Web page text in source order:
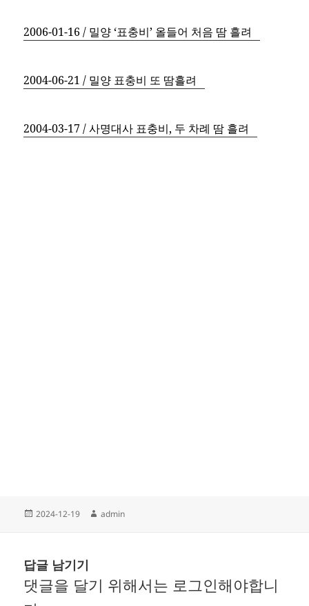
2006-01-16 / 밀양 ‘표충비’ 올들어 처음 땀 흘려
2004-06-21 / 밀양 표충비 또 땀흘려
2004-03-17 / 사명대사 표충비, 두 차례 땀 흘려
작
2024-12-19
글
admin
답글 남기기
댓글을 달기 위해서는 로그인해야합니